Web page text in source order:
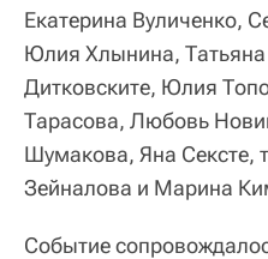
Екатерина Вуличенко,
Юлия Хлынина,
Дитковските, Юлия
Тарасова, Любовь
Шумакова, Яна Сексте,
Зейналова и Марина
Событие